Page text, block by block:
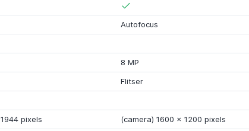
Autofocus
8 MP
Flitser
1944 pixels (camera) 1600 x 1200 pixels